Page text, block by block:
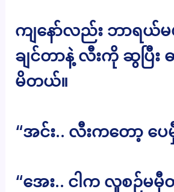
ကျနော်လည်း ဘာရ
ချင်တာနဲ့ လီးကို ဆွပြီး
မိတယ်။
“အင်း.. လီးကတော့ ပေ
“အေး.. ငါက လူစဉ်မ